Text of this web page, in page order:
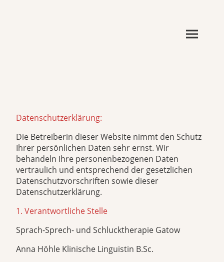
Datenschutzerklärung:
Die Betreiberin dieser Website nimmt den Schutz
Ihrer persönlichen Daten sehr ernst. Wir
behandeln Ihre personenbezogenen Daten
vertraulich und entsprechend der gesetzlichen
Datenschutzvorschriften sowie dieser
Datenschutzerklärung.
1. Verantwortliche Stelle
Sprach-Sprech- und Schlucktherapie Gatow
Anna Höhle Klinische Linguistin B.Sc.